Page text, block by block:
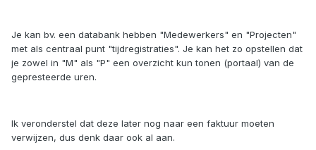
Je kan bv. een databank hebben "Medewerkers" en "Projecten"
met als centraal punt "tijdregistraties". Je kan het zo opstellen dat
je zowel in "M" als "P" een overzicht kun tonen (portaal) van de
gepresteerde uren.
Ik veronderstel dat deze later nog naar een faktuur moeten
verwijzen, dus denk daar ook al aan.